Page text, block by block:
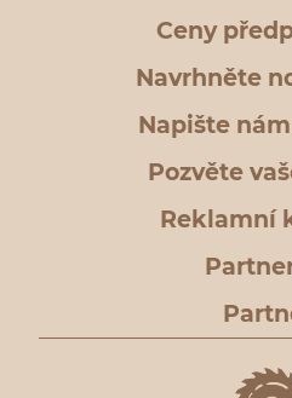
Ceny
Navrhněte
Napište
Pozvěte
Reklamní